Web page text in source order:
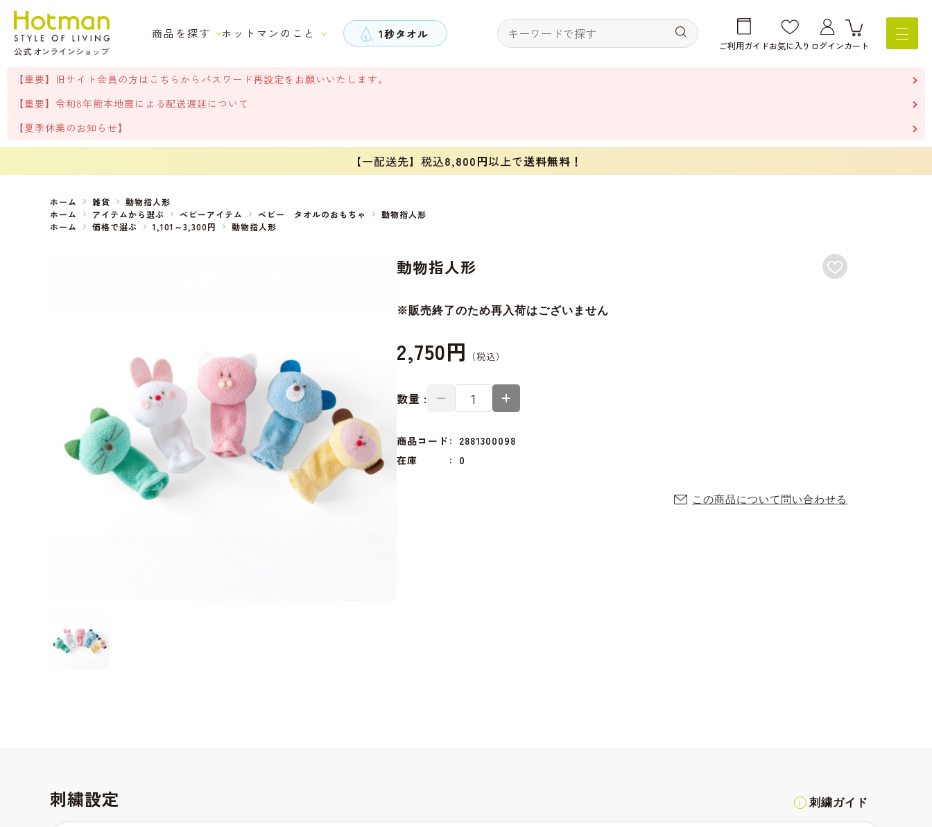
商品を探す ホットマンのこと 1秒タオル
ご利用ガイドお気に入り ログインカート
【重要】旧サイト会員の方はこちらからパスワード再設定をお願いいたします。
【重要】令和8年熊本地震による配送遅延について
【夏季休業のお知らせ】
【一配送先】税込8,800円以上で送料無料！
ホーム 雑貨
動物指人形
ホーム
アイテムから選ぶ ベビーアイテム ベビー タオルのおもちゃ
動物指人形
ホーム
価格で選ぶ 1,101～3,300円 動物指人形
動物指人形
※販売終了のため再入荷はございません
2,750円
数量 :
商品コード
2881300098
在庫
0
この商品について問い合わせる
刺繍設定 刺繍ガイド